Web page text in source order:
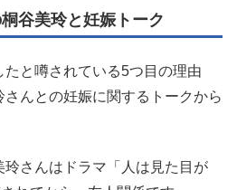
谷美玲と妊娠トーク
と噂されている5つ目の理由
んとの妊娠に関するトークから
さんはドラマ「人は見た目が